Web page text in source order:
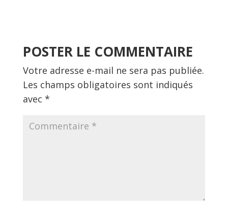
POSTER LE COMMENTAIRE
Votre adresse e-mail ne sera pas publiée.
Les champs obligatoires sont indiqués
avec *